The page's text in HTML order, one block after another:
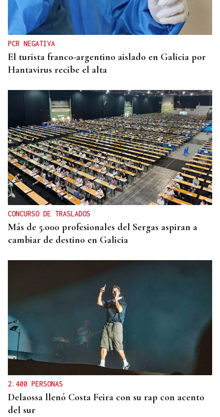
PCR NEGATIVA
El turista franco-argentino aislado en Galicia por
Hantavirus recibe el alta
CONCURSO DE TRASLADOS
Más de 5.000 profesionales del Sergas aspiran a
cambiar de destino en Galicia
2.400 PERSONAS
Delaossa llenó Costa Feira con su rap con acento
del sur